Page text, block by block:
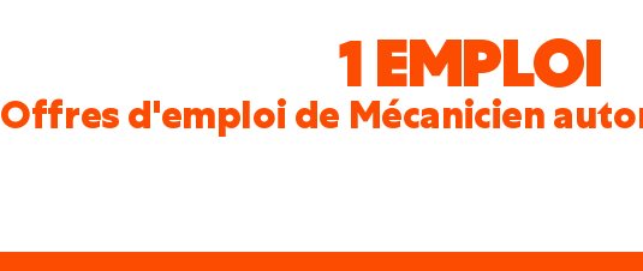
1 EMPLOI
Offres d'emploi de Mécanicien